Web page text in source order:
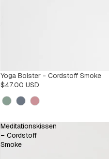
Yoga Bolster - Cordstoff Smoke
$47.00 USD
Kleur
Meditationskissen
– Cordstoff
Smoke